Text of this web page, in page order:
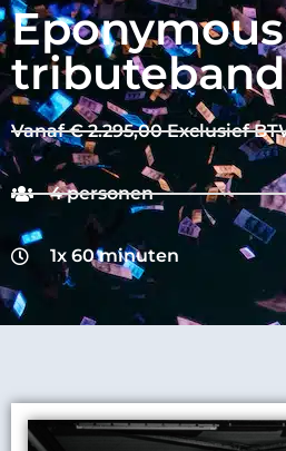
Eponymous
Vanaf € 2.295,00 Exclusief
4 personen
1x 60 minuten